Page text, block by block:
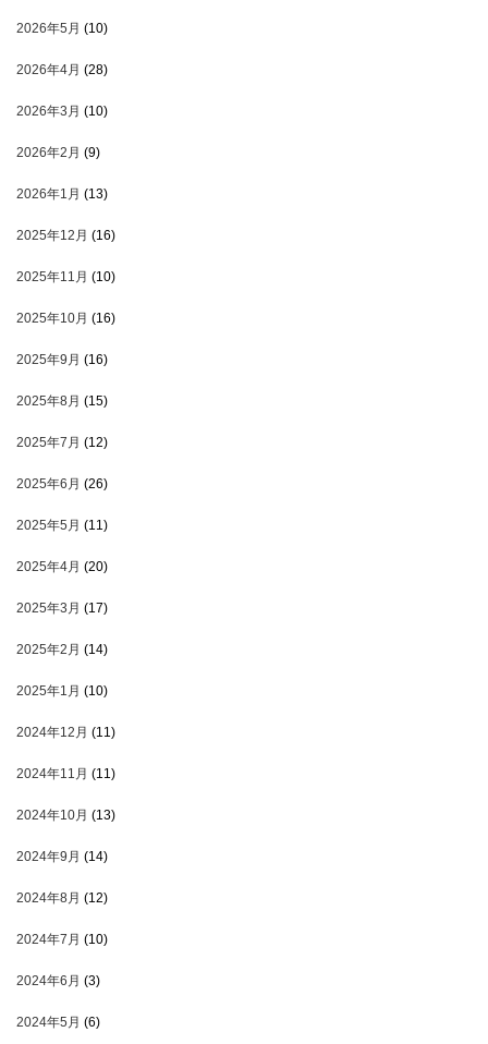
2026年5月 (10)
2026年4月 (28)
2026年3月 (10)
2026年2月 (9)
2026年1月 (13)
2025年12月 (16)
2025年11月 (10)
2025年10月 (16)
2025年9月 (16)
2025年8月 (15)
2025年7月 (12)
2025年6月 (26)
2025年5月 (11)
2025年4月 (20)
2025年3月 (17)
2025年2月 (14)
2025年1月 (10)
2024年12月 (11)
2024年11月 (11)
2024年10月 (13)
2024年9月 (14)
2024年8月 (12)
2024年7月 (10)
2024年6月 (3)
2024年5月 (6)